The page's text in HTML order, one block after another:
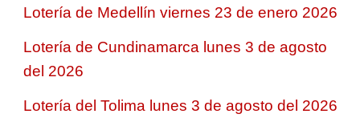
Lotería de Medellín viernes 23 de enero 2026
Lotería de Cundinamarca lunes 3 de agosto
del 2026
Lotería del Tolima lunes 3 de agosto del 2026